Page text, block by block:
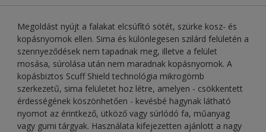
Megoldást nyújt a falakat elcsúfító sötét, szürke kosz- és
kopásnyomok ellen. Sima és különlegesen szilárd felületén a
szennyeződések nem tapadnak meg, illetve a felület
mosása, súrolása után nem maradnak kopásnyomok. A
kopásbiztos Scuff Shield technológia mikrogömb
szerkezetű, sima felületet hoz létre, amelyen - csökkentett
érdességének köszönhetően - kevésbé hagynak látható
nyomot az érintkező, ütköző vagy súrlódó fa, műanyag
vagy gumi tárgyak. Használata kifejezetten ajánlott a nagy